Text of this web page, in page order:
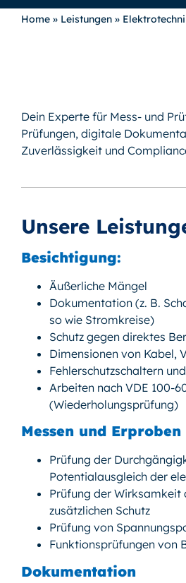
Home » Leistungen »
Dein Experte für Mess- und
Prüfungen, digitale
Zuverlässigkeit und
Unsere
Besichtigung:
Äußerliche Mängel
Dokumentation (z. B.
so wie Stromkreise)
Schutz gegen direktes
Dimensionen von Kabel,
Fehlerschutzschaltern
Arbeiten nach VDE 100-
(Wiederholungsprüfung)
Messen und Erproben
Prüfung der
Potentialausgleich der
Prüfung der Wirksamkeit
zusätzlichen Schutz
Prüfung von
Funktionsprüfungen von
Dokumentation